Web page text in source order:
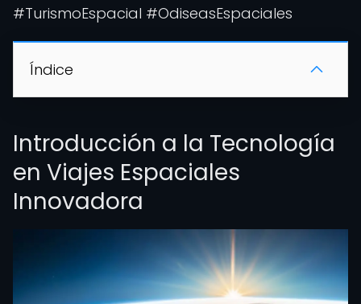
#TurismoEspacial #OdiseasEspaciales
Índice
Introducción a la Tecnología
en Viajes Espaciales
Innovadora